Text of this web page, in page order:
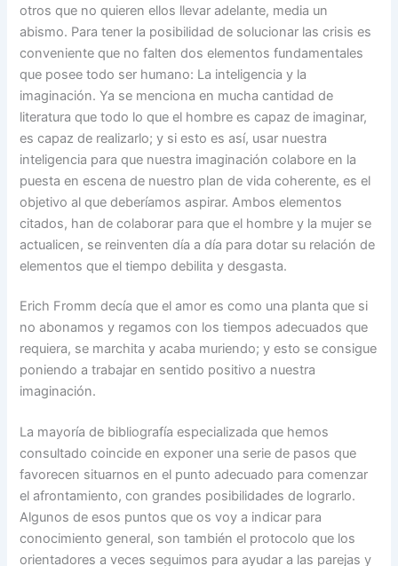
otros que no quieren ellos llevar adelante, media un
abismo. Para tener la posibilidad de solucionar las crisis es
conveniente que no falten dos elementos fundamentales
que posee todo ser humano: La inteligencia y la
imaginación. Ya se menciona en mucha cantidad de
literatura que todo lo que el hombre es capaz de imaginar,
es capaz de realizarlo; y si esto es así, usar nuestra
inteligencia para que nuestra imaginación colabore en la
puesta en escena de nuestro plan de vida coherente, es el
objetivo al que deberíamos aspirar. Ambos elementos
citados, han de colaborar para que el hombre y la mujer se
actualicen, se reinventen día a día para dotar su relación de
elementos que el tiempo debilita y desgasta.
Erich Fromm decía que el amor es como una planta que si
no abonamos y regamos con los tiempos adecuados que
requiera, se marchita y acaba muriendo; y esto se consigue
poniendo a trabajar en sentido positivo a nuestra
imaginación.
La mayoría de bibliografía especializada que hemos
consultado coincide en exponer una serie de pasos que
favorecen situarnos en el punto adecuado para comenzar
el afrontamiento, con grandes posibilidades de lograrlo.
Algunos de esos puntos que os voy a indicar para
conocimiento general, son también el protocolo que los
orientadores a veces seguimos para ayudar a las parejas y